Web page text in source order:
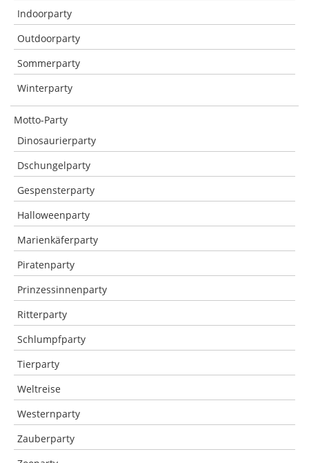
Indoorparty
Outdoorparty
Sommerparty
Winterparty
Motto-Party
Dinosaurierparty
Dschungelparty
Gespensterparty
Halloweenparty
Marienkäferparty
Piratenparty
Prinzessinnenparty
Ritterparty
Schlumpfparty
Tierparty
Weltreise
Westernparty
Zauberparty